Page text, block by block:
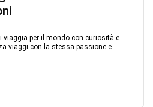
viaggia per il mondo con curiosità e
viaggi con la stessa passione e